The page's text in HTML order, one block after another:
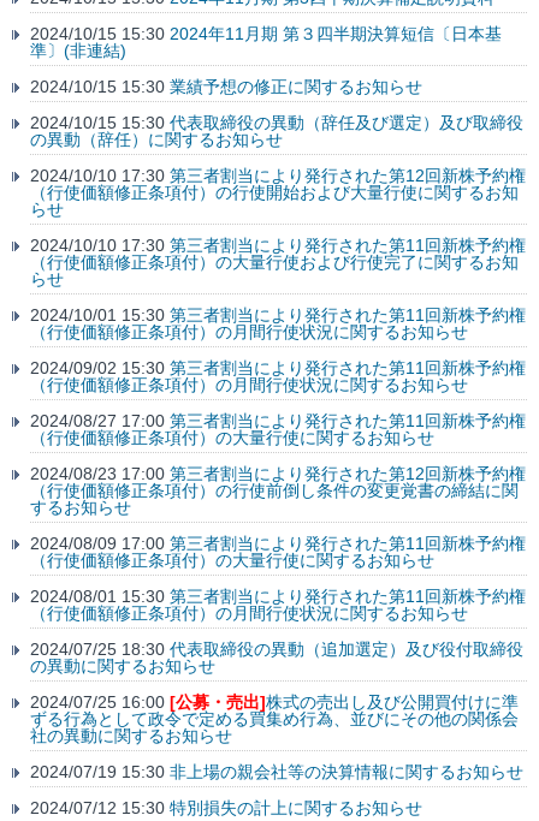
2024/10/15 15:30 2024年11月期 第３四半期決算短信〔日本基
準〕(非連結)
2024/10/15 15:30 業績予想の修正に関するお知らせ
2024/10/15 15:30 代表取締役の異動（辞任及び選定）及び取締役
の異動（辞任）に関するお知らせ
2024/10/10 17:30 第三者割当により発行された第12回新株予約権
（行使価額修正条項付）の行使開始および大量行使に関するお知
らせ
2024/10/10 17:30 第三者割当により発行された第11回新株予約権
（行使価額修正条項付）の大量行使および行使完了に関するお知
らせ
2024/10/01 15:30 第三者割当により発行された第11回新株予約権
（行使価額修正条項付）の月間行使状況に関するお知らせ
2024/09/02 15:30 第三者割当により発行された第11回新株予約権
（行使価額修正条項付）の月間行使状況に関するお知らせ
2024/08/27 17:00 第三者割当により発行された第11回新株予約権
（行使価額修正条項付）の大量行使に関するお知らせ
2024/08/23 17:00 第三者割当により発行された第12回新株予約権
（行使価額修正条項付）の行使前倒し条件の変更覚書の締結に関
するお知らせ
2024/08/09 17:00 第三者割当により発行された第11回新株予約権
（行使価額修正条項付）の大量行使に関するお知らせ
2024/08/01 15:30 第三者割当により発行された第11回新株予約権
（行使価額修正条項付）の月間行使状況に関するお知らせ
2024/07/25 18:30 代表取締役の異動（追加選定）及び役付取締役
の異動に関するお知らせ
2024/07/25 16:00 [公募・売出]株式の売出し及び公開買付けに準
ずる行為として政令で定める買集め行為、並びにその他の関係会
社の異動に関するお知らせ
2024/07/19 15:30 非上場の親会社等の決算情報に関するお知らせ
2024/07/12 15:30 特別損失の計上に関するお知らせ